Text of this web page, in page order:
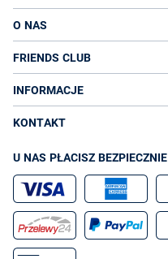
O NAS
FRIENDS CLUB
INFORMACJE
KONTAKT
U NAS PŁACISZ BEZPIECZNIE